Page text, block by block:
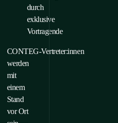
durch
exklusive
Vortragende
CONTEG‑Vertreter:innen
werden
mit
einem
Stand
vor Ort